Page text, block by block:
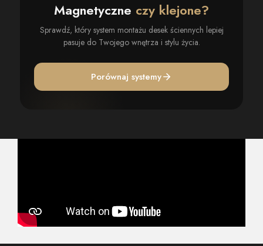
Magnetyczne czy klejone?
Sprawdź, który system montażu desek ściennych lepiej
pasuje do Twojego wnętrza i stylu życia.
Porównaj systemy